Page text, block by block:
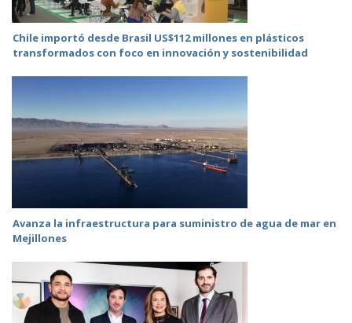
Chile importó desde Brasil US$112 millones en plásticos
transformados con foco en innovación y sostenibilidad
Avanza la infraestructura para suministro de agua de mar en
Mejillones